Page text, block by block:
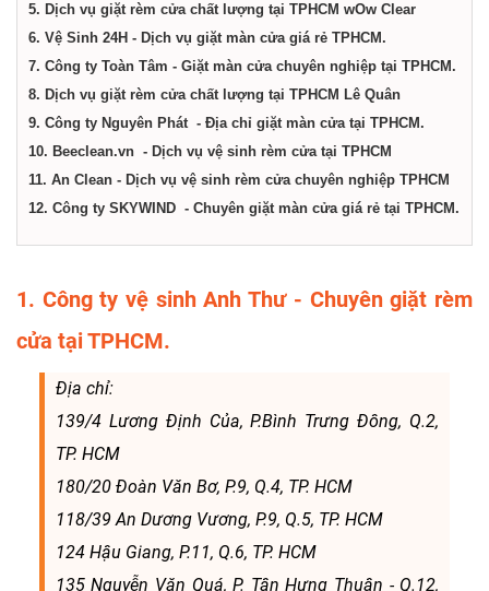
Chí
Minh
5. Dịch vụ giặt rèm cửa chất lượng tại TPHCM wOw Clear
6. Vệ Sinh 24H - Dịch vụ giặt màn cửa giá rẻ TPHCM.
7. Công ty Toàn Tâm - Giặt màn cửa chuyên nghiệp tại TPHCM.
8. Dịch vụ giặt rèm cửa chất lượng tại TPHCM Lê Quân
9. Công ty Nguyên Phát - Địa chỉ giặt màn cửa tại TPHCM.
10. Beeclean.vn - Dịch vụ vệ sinh rèm cửa tại TPHCM
11. An Clean - Dịch vụ vệ sinh rèm cửa chuyên nghiệp TPHCM
12. Công ty SKYWIND - Chuyên giặt màn cửa giá rẻ tại TPHCM.
1. Công ty vệ sinh Anh Thư - Chuyên giặt rèm
cửa tại TPHCM.
Địa chỉ:
139/4 Lương Định Của, P.Bình Trưng Đông, Q.2,
TP. HCM
180/20 Đoàn Văn Bơ, P.9, Q.4, TP. HCM
118/39 An Dương Vương, P.9, Q.5, TP. HCM
124 Hậu Giang, P.11, Q.6, TP. HCM
135 Nguyễn Văn Quá, P. Tân Hưng Thuận - Q.12,